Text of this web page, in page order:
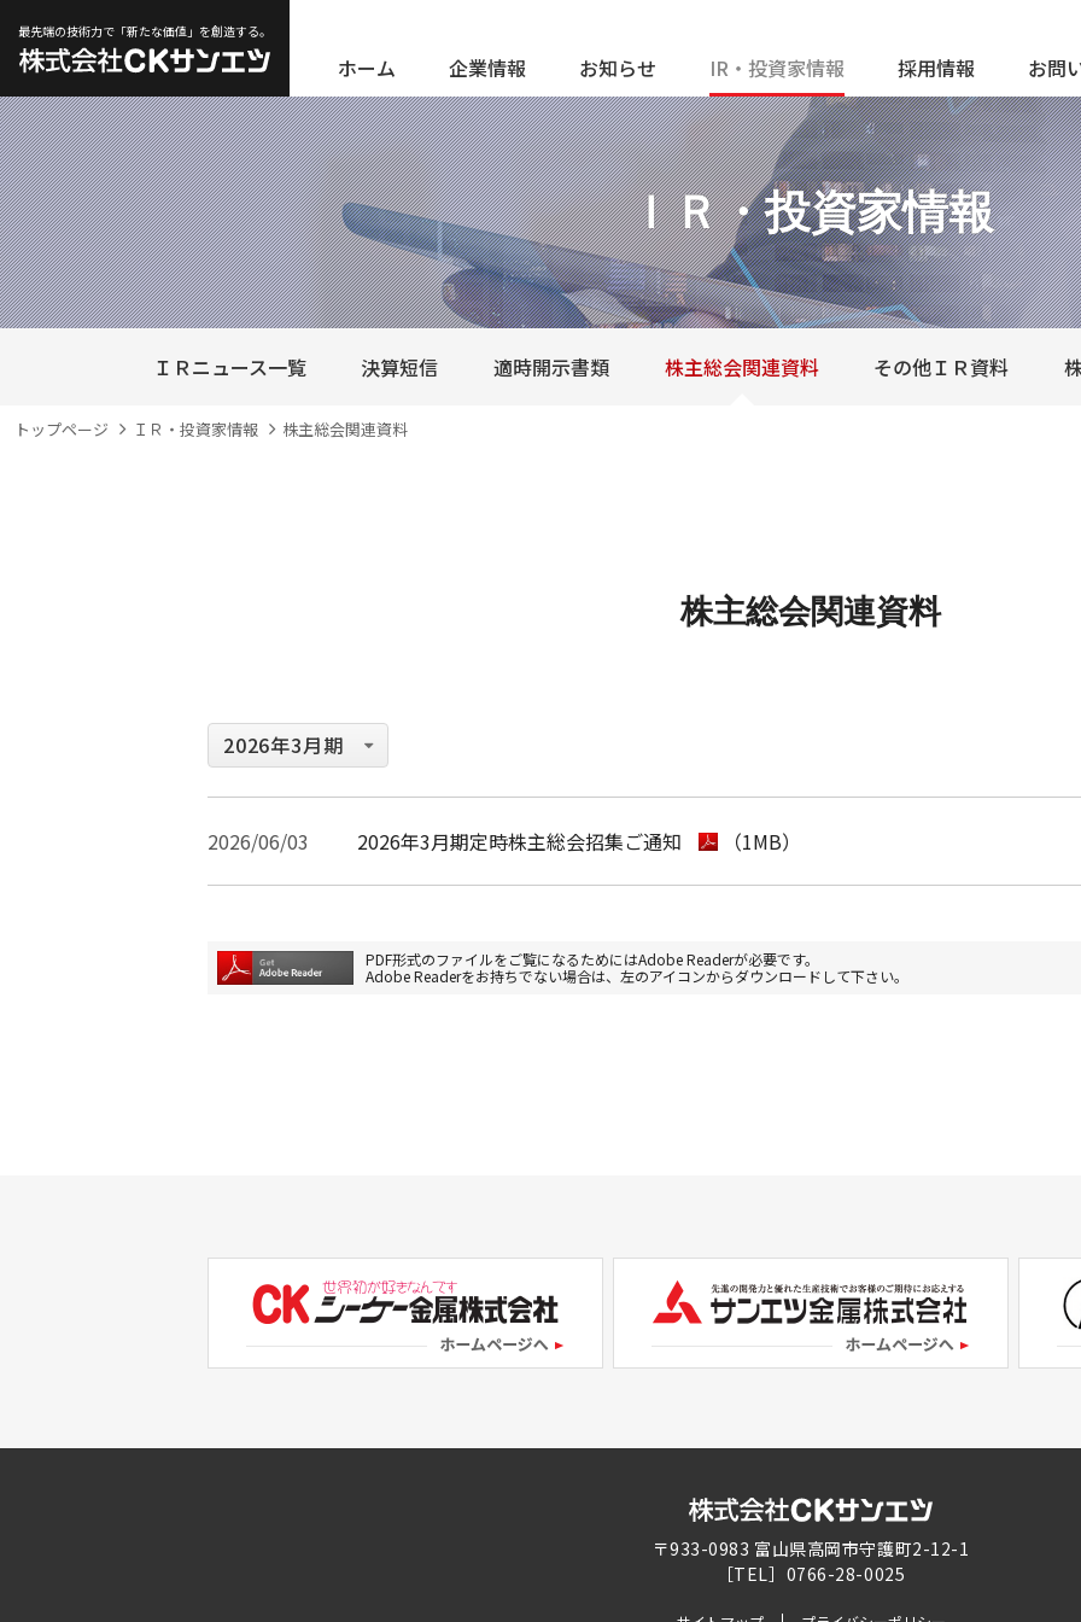
最先端の技術力で「新たな価値」を創造する。
ホーム 企業情報 お知らせ IR・投資家情報 採用情報 お問
ＩＲ・投資家情報
ＩＲニュース一覧 決算短信 適時開示書類 株主総会関連資料 その他ＩＲ資料
トップページ ＩＲ・投資家情報 株主総会関連資料
株主総会関連資料
2026/06/03 2026年3月期定時株主総会招集ご通知 （1MB）
PDF形式のファイルをご覧になるためにはAdobe Readerが必要です。
Adobe Readerをお持ちでない場合は、左のアイコンからダウンロードして下さい。
〒933-0983 富山県高岡市守護町2-12-1
［TEL］0766-28-0025